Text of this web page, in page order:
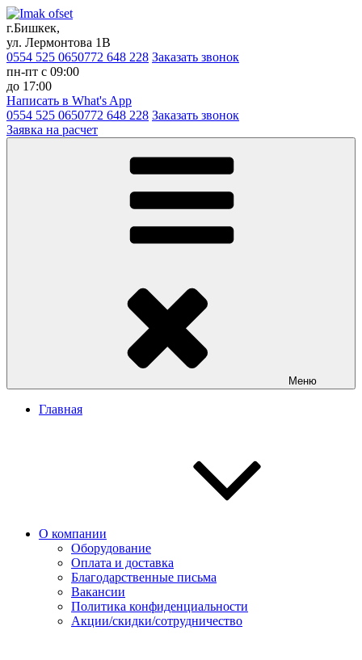
г.Бишкек,
ул. Лермонтова 1В
0554 525 0650772 648 228 Заказать звонок
пн-пт с 09:00
до 17:00
Написать в What's App
0554 525 0650772 648 228 Заказать звонок
Заявка на расчет
Меню
Главная
О компании
Оборудование
Оплата и доставка
Благодарственные письма
Вакансии
Политика конфиденциальности
Акции/скидки/сотрудничество